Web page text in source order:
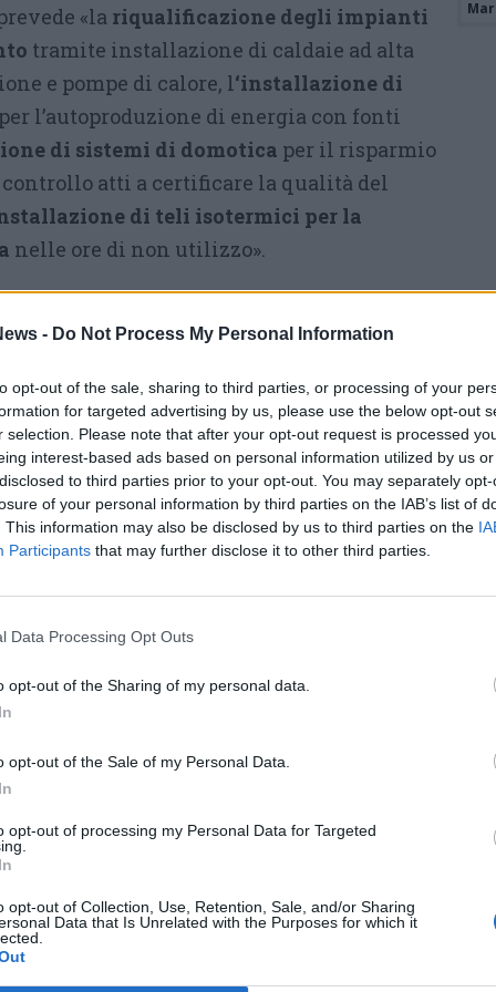
- Do Not Process My Personal Information
opt-out of the sale, sharing to third parties, or processing of your
for targeted advertising by us, please use the below opt-out
selection. Please note that after your opt-out request is processed
interest-based ads based on personal information utilized by us
to third parties prior to your opt-out. You may separately
of your personal information by third parties on the IAB’s list of
This information may also be disclosed by us to third parties on the
Participants that may further disclose it to other third parties.
Data Processing Opt Outs
opt-out of the Sharing of my personal data.
opt-out of the Sale of my Personal Data.
opt-out of processing my Personal Data for Targeted
opt-out of Collection, Use, Retention, Sale, and/or Sharing
Data that Is Unrelated with the Purposes for which it
«la riqualificazione degli impianti
tramite installazione di caldaie ad alta
e pompe di calore, l‘installazione di
per l’autoproduzione di energia con fonti
di sistemi di domotica per il risparmio
atti a certificare la qualità del
di teli isotermici per la
nelle ore di non utilizzo».
energetica dell’impianto natatorio –
Rigiroli, che da assessore alla partita
Biondi ha seguito il progetto
già beneficiato di circa 350.000 euro di
da parte di Regione Lombardia, ha
riconoscimento economico che
fosse bisogno, la sostenibilità economico
che è in fase di realizzazione, sono da
Entro l’autunno i lavori saranno ultimati e
porterannobenefici a livello di
inquinanti
ancora una volta l’architetto Andrea
dell’Ufficio Demanio e Patrimonio
lavoro svolto».
diagosto